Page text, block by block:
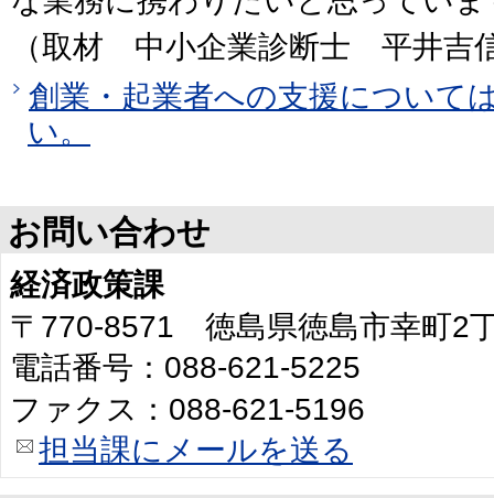
（取材 中小企業診断士 平井吉
創業・起業者への支援について
い。
お問い合わせ
経済政策課
〒770-8571 徳島県徳島市幸町2
電話番号：088-621-5225
ファクス：088-621-5196
担当課にメールを送る